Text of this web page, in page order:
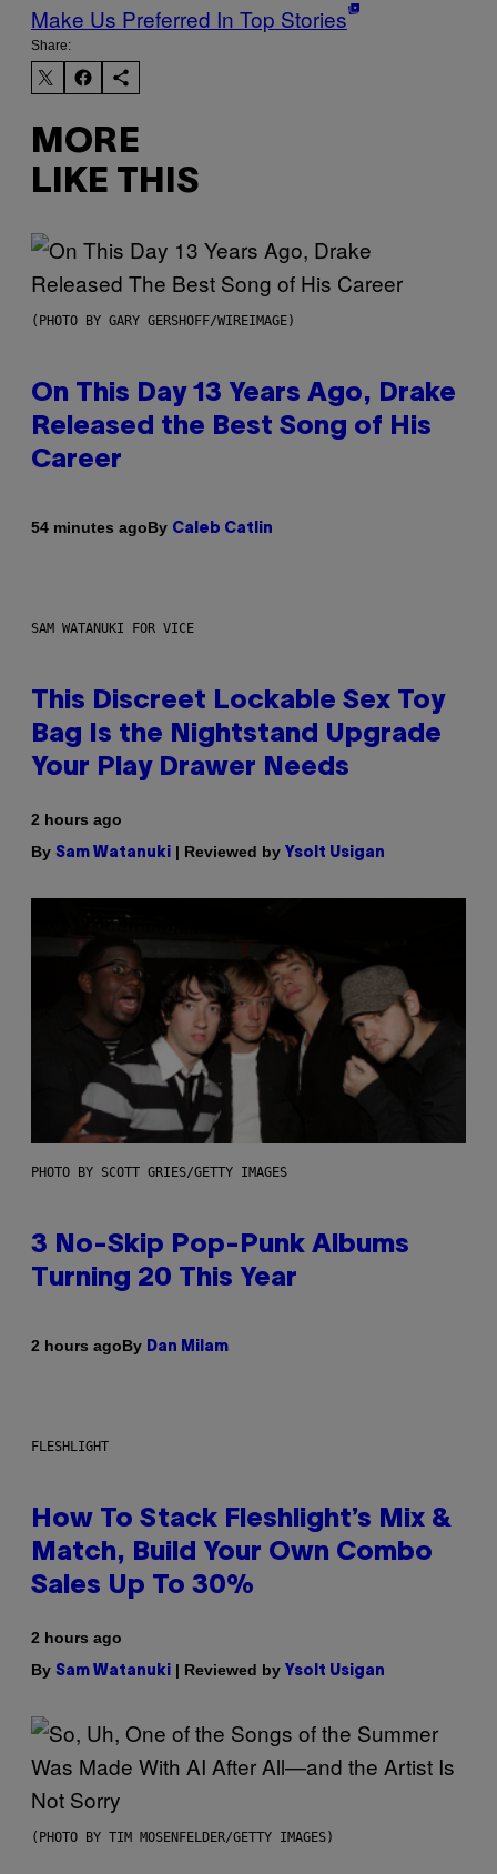
Make Us Preferred In Top Stories
Share:
MORE
LIKE THIS
(PHOTO BY GARY GERSHOFF/WIREIMAGE)
On This Day 13 Years Ago, Drake
Released the Best Song of His
Career
54 minutes agoBy Caleb Catlin
SAM WATANUKI FOR VICE
This Discreet Lockable Sex Toy
Bag Is the Nightstand Upgrade
Your Play Drawer Needs
2 hours ago
By Sam Watanuki | Reviewed by Ysolt Usigan
PHOTO BY SCOTT GRIES/GETTY IMAGES
3 No-Skip Pop-Punk Albums
Turning 20 This Year
2 hours agoBy Dan Milam
FLESHLIGHT
How To Stack Fleshlight’s Mix &
Match, Build Your Own Combo
Sales Up To 30%
2 hours ago
By Sam Watanuki | Reviewed by Ysolt Usigan
(PHOTO BY TIM MOSENFELDER/GETTY IMAGES)